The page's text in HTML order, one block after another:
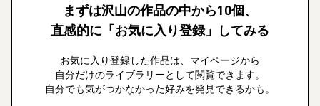
まずは沢山の作品の中から10個、
直感的に「お気に入り登録」してみる
お気に入り登録した作品は、マイページから
自分だけのライブラリーとして閲覧できます。
自分でも気がつかなかった好みを発見できるかも。